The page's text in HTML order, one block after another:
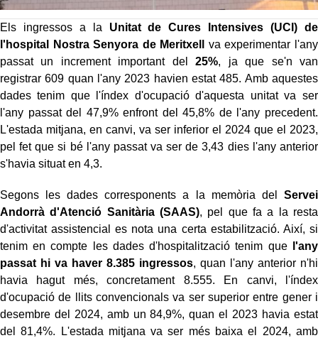
Els ingressos a la Unitat de Cures Intensives (UCI) de
l'hospital Nostra Senyora de Meritxell
va experimentar l'any
passat un increment important del25%, ja que se'n van
registrar 609 quan l'any 2023 havien estat 485. Amb aquestes
dades tenim que l'índex d'ocupació d'aquesta unitat va ser
l'any passat del 47,9% enfront del 45,8% de l'any precedent.
L'estada mitjana, en canvi, va ser inferior el 2024 que el 2023,
pel fet que si bé l'any passat va ser de 3,43 dies l'any anterior
s'havia situat en 4,3.
Segons les dades corresponents a la memòria del Servei
Andorrà d'Atenció Sanitària (SAAS), pel que fa a la resta
d'activitat assistencial es nota una certa estabilització. Així, si
tenim en compte les dades d'hospitalització tenim que
l'any
passat hi va haver 8.385 ingressos, quan l'any anterior n'hi
havia hagut més, concretament 8.555. En canvi, l'índex
d'ocupació de llits convencionals va ser superior entre gener i
desembre del 2024, amb un 84,9%, quan el 2023 havia estat
del 81,4%. L'estada mitjana va ser més baixa el 2024, amb